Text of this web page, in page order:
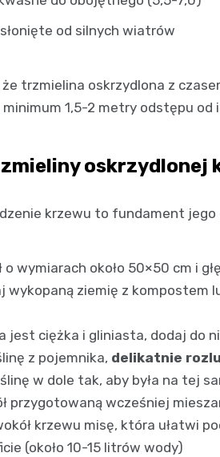
od silnych wiatrów
trzmielina oskrzydlona z
1,5-2 metry odstępu od
oskrzydlonej
krzewu to fundament
o wymiarach około 50×50 cm i
wykopaną ziemię z kompostem
jest ciężka i gliniasta, dodaj do
z pojemnika, delikatnie
w dole tak, aby była na tej
przygotowaną wcześniej
krzewu misę, która ułatwi
(około 10-15 litrów wody)